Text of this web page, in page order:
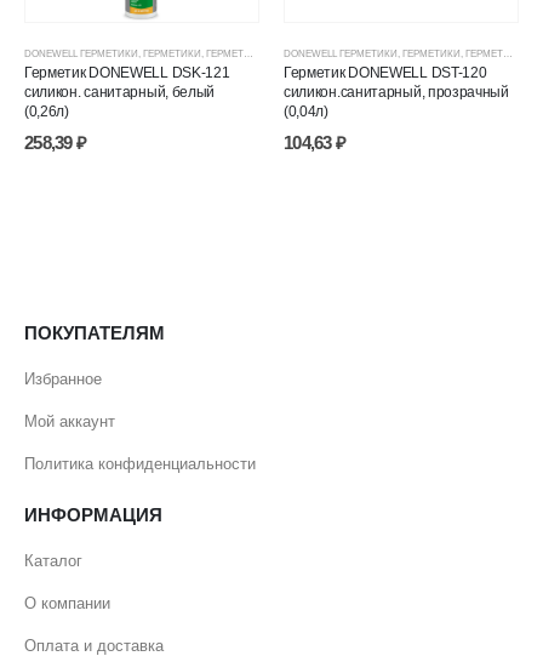
DONEWELL ГЕРМЕТИКИ, ГЕРМЕТИКИ, ГЕРМЕТИКИ СИЛИКОНОВЫЕ ,ГЕРМЕТИКИ, КЛЕИ, ПЕНЫ,ЦЕНОВЫЕ
Герметик DONEWELL DSK-121
силикон. санитарный, белый
(0,26л)
258,39₽
DONEWELL ГЕРМЕТИКИ, ГЕРМЕТИКИ, ГЕРМЕТИКИ СИЛИКОНОВЫЕ
Герметик DONEWELL DST-120
силикон.санитарный, прозрачный
(0,04л)
104,63₽
ПОКУПАТЕЛЯМ
Избранное
Мой аккаунт
Политика конфиденциальности
ИНФОРМАЦИЯ
Каталог
О компании
Оплата и доставка